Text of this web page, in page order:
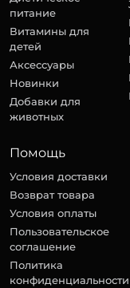
питание
Витамины для
детей
Аксессуары
Новинки
Добавки для
животных
Помощь
Условия доставки
Возврат товара
Условия оплаты
Пользовательское
соглашение
Политика
конфиденциальности